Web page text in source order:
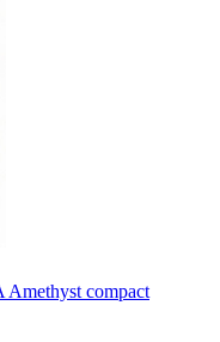
Amethyst compact